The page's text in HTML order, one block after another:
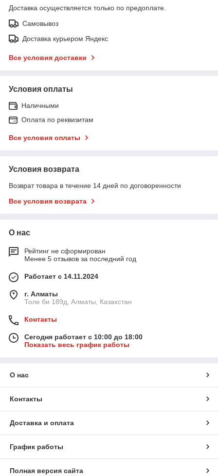
Доставка осуществляется только по предоплате.
Самовывоз
Доставка курьером Яндекс
Все условия доставки
Условия оплаты
Наличными
Оплата по реквизитам
Все условия оплаты
Условия возврата
Возврат товара в течение 14 дней по договоренности
Все условия возврата
О нас
Рейтинг не сформирован
Менее 5 отзывов за последний год
Работает с 14.11.2024
г. Алматы
Толе би 189д, Алматы, Казахстан
Контакты
Сегодня работает с 10:00 до 18:00
Показать весь график работы
О нас
Контакты
Доставка и оплата
График работы
Полная версия сайта